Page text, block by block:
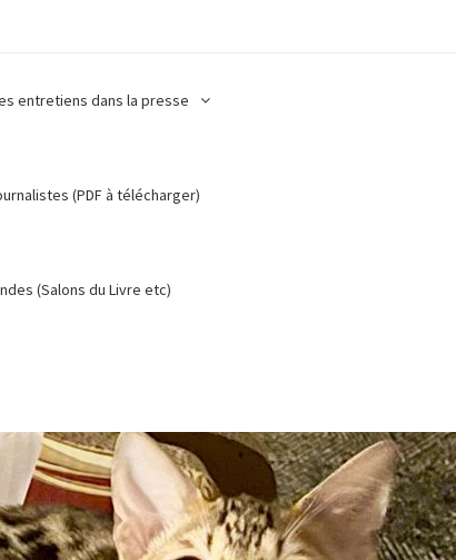
entretiens dans la presse
(PDF à télécharger)
(Salons du Livre etc)